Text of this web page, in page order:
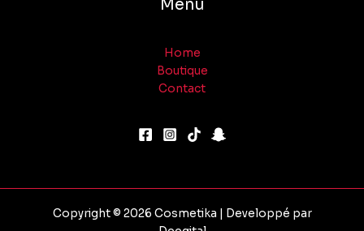
Menu
Home
Boutique
Contact
Copyright © 2026 Cosmetika | Developpé par